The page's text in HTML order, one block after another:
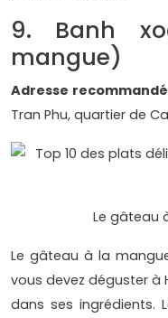
9. Banh
mangue)
Adresse
Tran Phu, quartier de
Le gâteau
Le gâteau à la
vous devez déguster à
dans ses ingrédients.